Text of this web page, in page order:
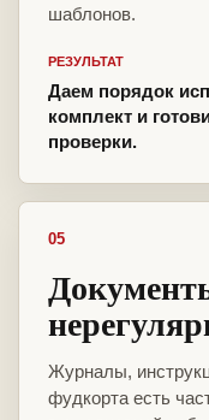
шаблонов.
РЕЗУЛЬТАТ
Даем порядок
комплект и
проверки.
05
Журналы,
фудкорта есть